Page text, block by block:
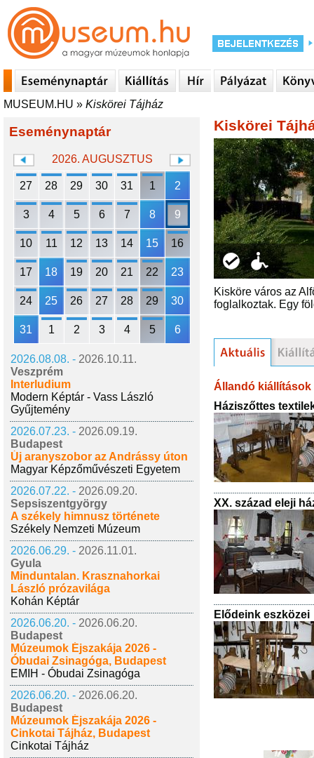
MUSEUM.HU » Kiskörei Tájház
Eseménynaptár
2026. AUGUSZTUS
27 28 29 30 31 1 2
3 4 5 6 7 8 9
10 11 12 13 14 15 16
17 18 19 20 21 22 23
24 25 26 27 28 29 30
31 1 2 3 4 5 6
2026.08.08. - 2026.10.11.
Veszprém
Interludium
Modern Képtár - Vass László
Gyűjtemény
2026.07.23. - 2026.09.19.
Budapest
Új aranyszobor az Andrássy úton
Magyar Képzőművészeti Egyetem
2026.07.22. - 2026.09.20.
Sepsiszentgyörgy
A székely himnusz története
Székely Nemzeti Múzeum
2026.06.29. - 2026.11.01.
Gyula
Minduntalan. Krasznahorkai
László prózavilága
Kohán Képtár
2026.06.20. - 2026.06.20.
Budapest
Múzeumok Éjszakája 2026 -
Óbudai Zsinagóga, Budapest
EMIH - Óbudai Zsinagóga
2026.06.20. - 2026.06.20.
Budapest
Múzeumok Éjszakája 2026 -
Cinkotai Tájház, Budapest
Cinkotai Tájház
Kiskörei
Kisköre város az
foglalkoztak. Egy
Állandó kiállítások
Háziszőttes
XX. század eleji
Elődeink eszközei